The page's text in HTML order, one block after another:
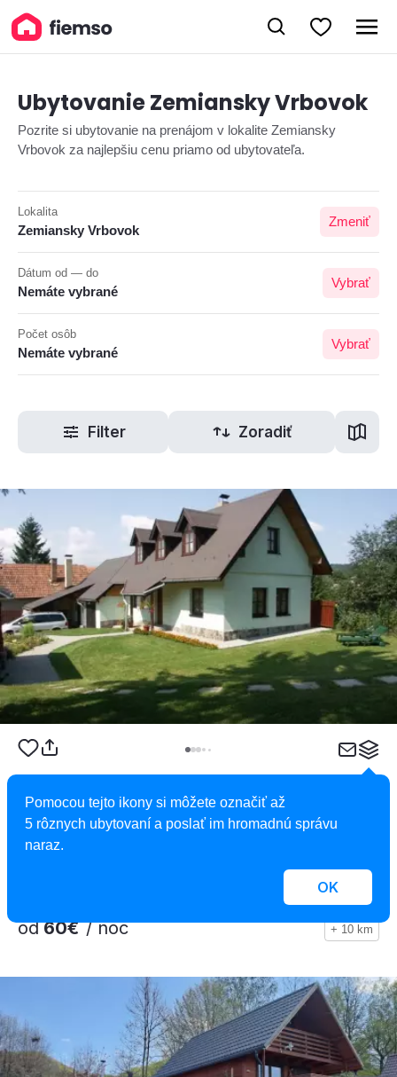
Ubytovanie Zemiansky Vrbovok
Pozrite si ubytovanie na prenájom v lokalite Zemiansky
Vrbovok za najlepšiu cenu priamo od ubytovateľa.
Lokalita
Zemiansky Vrbovok
Zmeniť
Dátum od — do
Nemáte vybrané
Vybrať
Počet osôb
Nemáte vybrané
Vybrať
Filter Zoradiť
Chalupa Pliešovce
Chalupa, Pliešovce, Slovensko
8 osôb, 2 spálne, 1 kúpeľňa
od60€ / noc + 10 km
Pomocou tejto ikony si môžete označiť až
5 rôznych ubytovaní a poslať im hromadnú správu
naraz.
OK